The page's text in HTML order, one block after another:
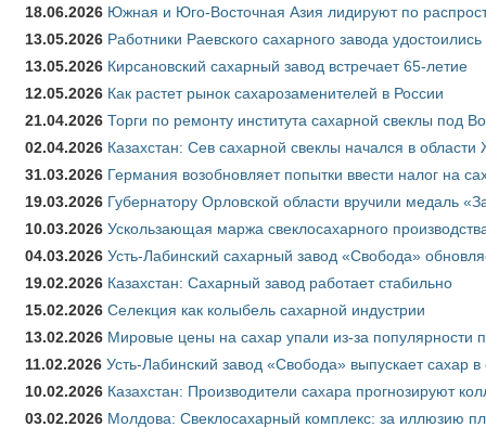
18.06.2026 Южная и Юго-Восточная Азия лидируют по
13.05.2026 Работники Раевского сахарного завода удостоились
13.05.2026 Кирсановский сахарный завод встречает 65-летие
12.05.2026 Как растет рынок сахарозаменителей в России
21.04.2026 Торги по ремонту института сахарной свеклы под
02.04.2026 Казахстан: Сев сахарной свеклы начался в области
31.03.2026 Германия возобновляет попытки ввести налог на
19.03.2026 Губернатору Орловской области вручили медаль
10.03.2026 Ускользающая маржа свеклосахарного
04.03.2026 Усть-Лабинский сахарный завод «Свобода»
19.02.2026 Казахстан: Сахарный завод работает стабильно
15.02.2026 Селекция как колыбель сахарной индустрии
13.02.2026 Мировые цены на сахар упали из-за популярности
11.02.2026 Усть-Лабинский завод «Свобода» выпускает сахар в
10.02.2026 Казахстан: Производители сахара прогнозируют
03.02.2026 Молдова: Свеклосахарный комплекс: за иллюзию